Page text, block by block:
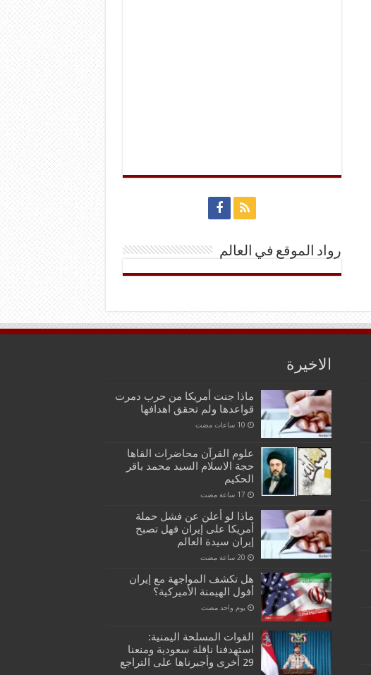
رواد الموقع في العالم
الاخيرة
ماذا جنت أمريكا من حرب دمرت
قواعدها ولم تحقق اهدافها
علوم القرآن محاضرات القاها
حجة الاسلام السيد محمد باقر
الحكيم
ماذا لو أعلن عن فشل حملة
أمريكا على إيران فهل تصبح
إيران سيدة العالم
هل تكشف المواجهة مع إيران
أفول الهيمنة الأميركية؟
‏يوم واحد مضت
القوات المسلحة اليمنية:
استهدفنا ناقلة سعودية ومنعنا
29 أخرى وأجبرناها على التراجع